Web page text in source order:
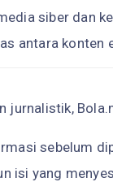
siber dan
antara
jurnalistik,
sebelum
isi yang